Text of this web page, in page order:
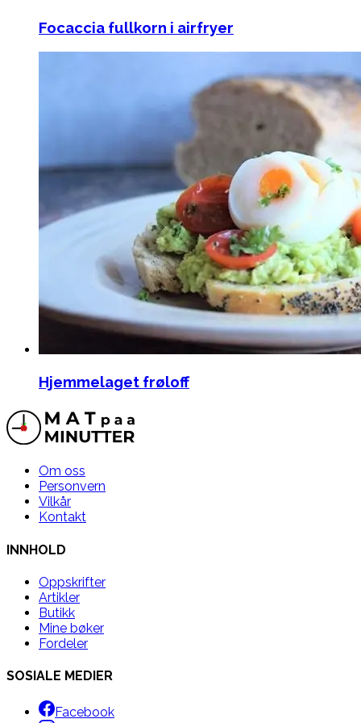
Focaccia fullkorn i airfryer
Hjemmelaget frøloff
Om oss
Personvern
Vilkår
Kontakt
INNHOLD
Oppskrifter
Artikler
Butikk
Mine bøker
Fordeler
SOSIALE MEDIER
Facebook